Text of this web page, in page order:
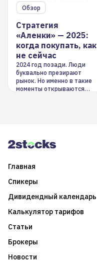
Обзор
Стратегия
«Аленки» — 2025:
когда покупать, как
не сейчас
2024 год позади. Люди
буквально презирают
рынок. Но именно в такие
моменты открываются
Главная
Спикеры
Дивидендный календарь
Калькулятор тарифов
Статьи
Брокеры
Новости